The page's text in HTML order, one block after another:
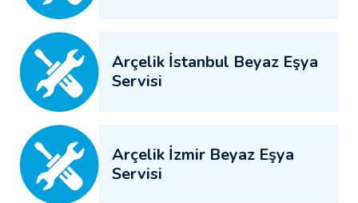
Arçelik İstanbul Beyaz Eşya
Servisi
Arçelik İzmir Beyaz Eşya
Servisi